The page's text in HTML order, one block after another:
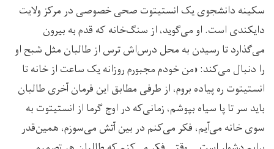
سکینه دانشجوی یک انستیتوت صحی خصوصی در مرکز ولایت
دایکندی است. او می‌گوید، از سنگ‌خانه که قدم به بیرون
می‌گذارد تا رسیدن به محل درس‌اش ترس از طالبان مثل شبح او
را دنبال می‌کند: «من خودم مجبورم روزانه یک ساعت از خانه تا
انستیتوت ره پیاده بروم، از طرفی مطابق این فرمان آخری طالبان
باید سر تا پا سیاه بپوشم، زمانی‌که در اوج گرما از انستیتوت به
سوی خانه می‌آیم، فکر می‌کنم در بین آتش می‌سوزم، همین‌قدر